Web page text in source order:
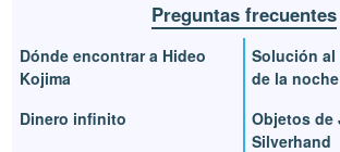
Preguntas frecuentes
Dónde encontrar a Hideo
Kojima
Dinero infinito
Solución al
de la noche
Objetos de
Silverhand